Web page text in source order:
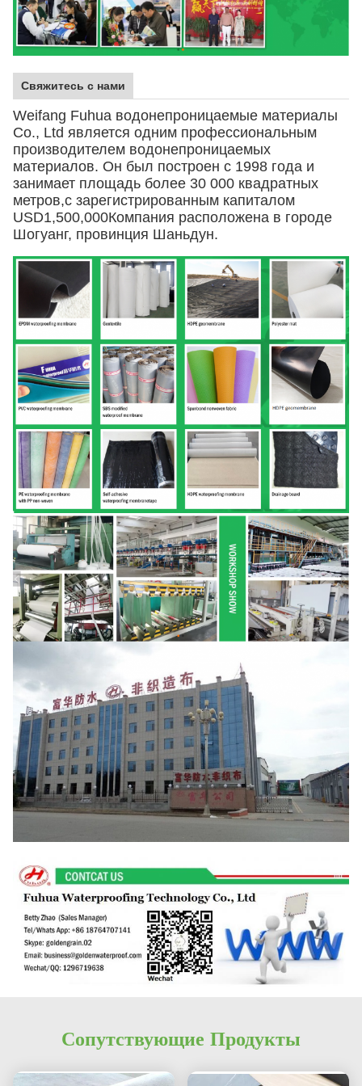
Свяжитесь с нами
Weifang Fuhua водонепроницаемые материалы
Co., Ltd является одним профессиональным
производителем водонепроницаемых
материалов. Он был построен с 1998 года и
занимает площадь более 30 000 квадратных
метров,с зарегистрированным капиталом
USD1,500,000Компания расположена в городе
Шогуанг, провинция Шаньдун.
Сопутствующие Продукты